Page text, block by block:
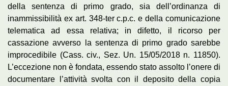
della sentenza di primo grado, sia dell’ordinanza di
inammissibilità ex art. 348-ter c.p.c. e della comunicazione
telematica ad essa relativa; in difetto, il ricorso per
cassazione avverso la sentenza di primo grado sarebbe
improcedibile (Cass. civ., Sez. Un. 15/05/2018 n. 11850).
L’eccezione non è fondata, essendo stato assolto l’onere di
documentare l’attività svolta con il deposito della copia